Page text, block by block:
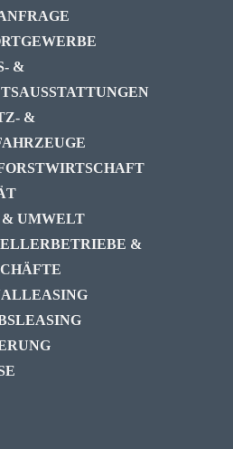
&
&
UMWELT
&